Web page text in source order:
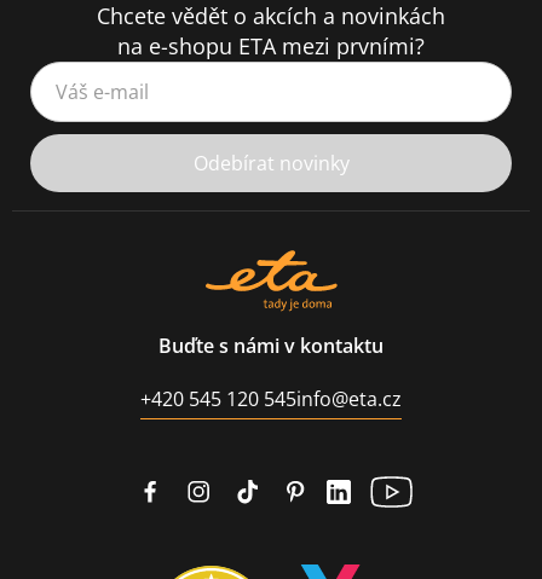
Chcete vědět o akcích a novinkách
na e-shopu ETA mezi prvními?
Váš e-mail
Odebírat novinky
Buďte s námi v kontaktu
+420 545 120 545info@eta.cz